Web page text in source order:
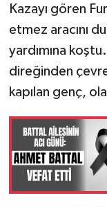
Kazayı gören
etmez aracını
yardımına
direğinden
kapılan genç,